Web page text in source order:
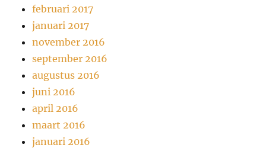
februari 2017
januari 2017
november 2016
september 2016
augustus 2016
juni 2016
april 2016
maart 2016
januari 2016